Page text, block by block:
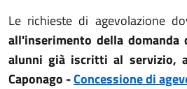
Le richieste di agevolazione
all'inserimento della domanda
alunni già iscritti al servizio,
Caponago -Concessione di